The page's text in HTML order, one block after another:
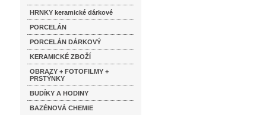
HRNKY keramické dárkové
PORCELÁN
PORCELÁN DÁRKOVÝ
KERAMICKÉ ZBOŽÍ
OBRAZY + FOTOFILMY +
PRSTÝNKY
BUDÍKY A HODINY
BAZÉNOVÁ CHEMIE